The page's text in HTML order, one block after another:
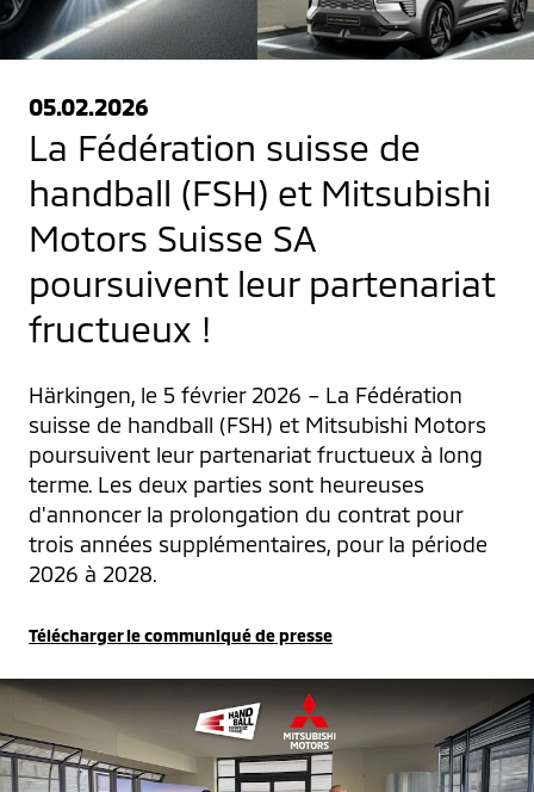
05.02.2026
La Fédération suisse de
handball (FSH) et Mitsubishi
Motors Suisse SA
poursuivent leur partenariat
fructueux !
Härkingen, le 5 février 2026 – La Fédération
suisse de handball (FSH) et Mitsubishi Motors
poursuivent leur partenariat fructueux à long
terme. Les deux parties sont heureuses
d'annoncer la prolongation du contrat pour
trois années supplémentaires, pour la période
2026 à 2028.
Télécharger le communiqué de presse